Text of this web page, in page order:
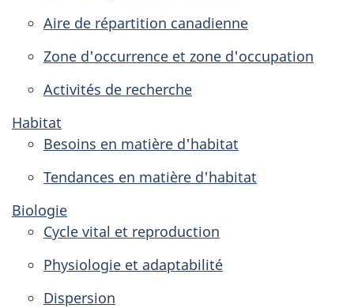
Aire de répartition canadienne
Zone d'occurrence et zone d'occupation
Activités de recherche
Habitat
Besoins en matière d'habitat
Tendances en matière d'habitat
Biologie
Cycle vital et reproduction
Physiologie et adaptabilité
Dispersion